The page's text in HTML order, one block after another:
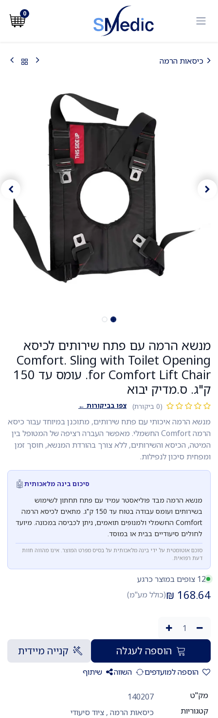
0
כיסאות הרמה
מנשא הרמה עם פתח שירותים לכיסא
Comfort. Sling with Toilet Opening
for Comfort Lift Chair. עומס עד 150
ק"ג. ס.מדיק יבוא
(0 ביקורת) צפו בביקורות ←
מנשא הרמה איכותי עם פתח שירותים, מתוכנן במיוחד עבור כיסא
הרמה Comfort החשמלי. מאפשר העברה רציפה של המטופל בין
המיטה, הכיסא והשירותים, ללא צורך בהורדת המנשא, חוסך זמן
ומפחית סיכון לנפילות.
סיכום בינה מלאכותית🤖
מנשא הרמה מבד פוליאסטר עמיד עם פתח תחתון לשימוש
בשירותים ועומס עבודה בטוח עד 150 ק"ג. מתאים לכיסא הרמה
Comfort החשמלי ולמנופים תואמים, ניתן לכביסה במכונה. מיועד
לחולים סיעודיים בבית או במוסד.
סוכם אוטומטית על ידי בינה מלאכותית על בסיס מפרט המוצר. אינו מהווה חוות
דעת רפואית.
12 צופים במוצר כרגע
168.64
₪(כולל מע"מ)
הוספה לעגלה קנייה מיידית
הוספה למועדפים השווה שיתוף
מק"ט
140207
קטגוריות
כיסאות הרמה, ציוד סיעודי